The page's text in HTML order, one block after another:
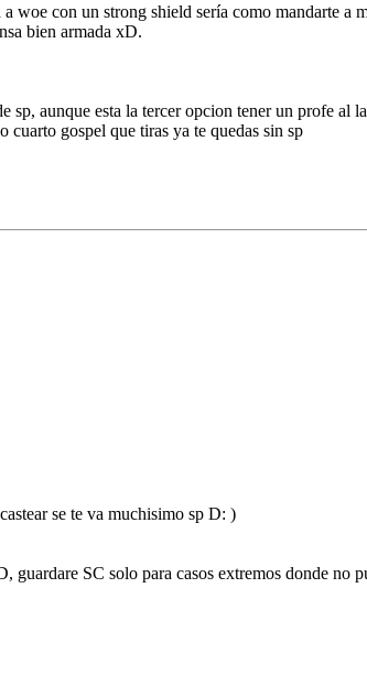
woe con un strong shield sería como mandarte a
bien armada xD.
sp, aunque esta la tercer opcion tener un profe al
cuarto gospel que tiras ya te quedas sin sp
se te va muchisimo sp D: )
guardare SC solo para casos extremos donde no